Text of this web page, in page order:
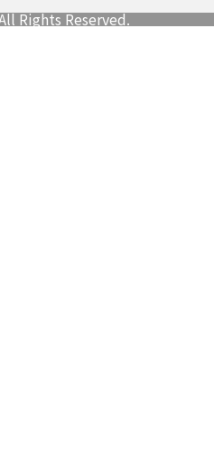
Rights Reserved.